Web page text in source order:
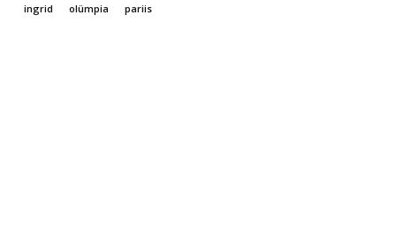
ingrid olümpia pariis